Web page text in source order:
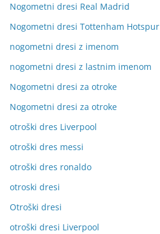
Nogometni dresi Real Madrid
Nogometni dresi Tottenham Hotspur
nogometni dresi z imenom
nogometni dresi z lastnim imenom
Nogometni dresi za otroke
Nogometni dresi za otroke
otroški dres Liverpool
otroški dres messi
otroški dres ronaldo
otroski dresi
Otroški dresi
otroški dresi Liverpool